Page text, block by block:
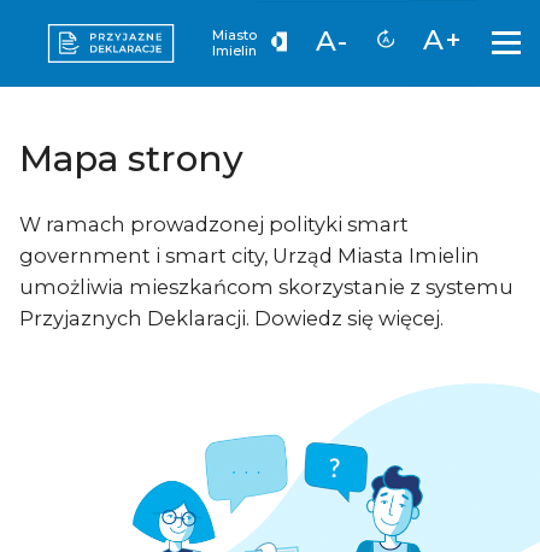
Miasto
Imielin
A- A+
Mapa strony
W ramach prowadzonej polityki smart
government i smart city, Urząd Miasta Imielin
umożliwia mieszkańcom skorzystanie z systemu
Przyjaznych Deklaracji. Dowiedz się więcej.